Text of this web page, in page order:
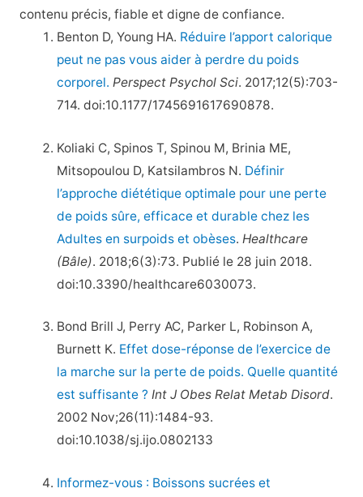
contenu précis, fiable et digne de confiance.
Benton D, Young HA. Réduire l’apport calorique
peut ne pas vous aider à perdre du poids
corporel. Perspect Psychol Sci. 2017;12(5):703-
714. doi:10.1177/1745691617690878.
Koliaki C, Spinos T, Spinou Μ, Brinia ΜE,
Mitsopoulou D, Katsilambros N. Définir
l’approche diététique optimale pour une perte
de poids sûre, efficace et durable chez les
Adultes en surpoids et obèses. Healthcare
(Bâle). 2018;6(3):73. Publié le 28 juin 2018.
doi:10.3390/healthcare6030073.
Bond Brill J, Perry AC, Parker L, Robinson A,
Burnett K. Effet dose-réponse de l’exercice de
la marche sur la perte de poids. Quelle quantité
est suffisante ? Int J Obes Relat Metab Disord.
2002 Nov;26(11):1484-93.
doi:10.1038/sj.ijo.0802133
Informez-vous : Boissons sucrées et